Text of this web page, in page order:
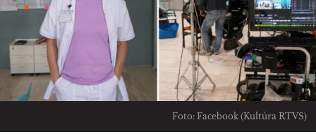
Foto: Facebook (Kultúra RTVS)